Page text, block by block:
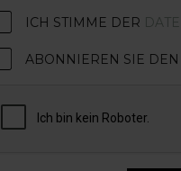
ICH STIMME DER
ABONNIEREN SIE DEN